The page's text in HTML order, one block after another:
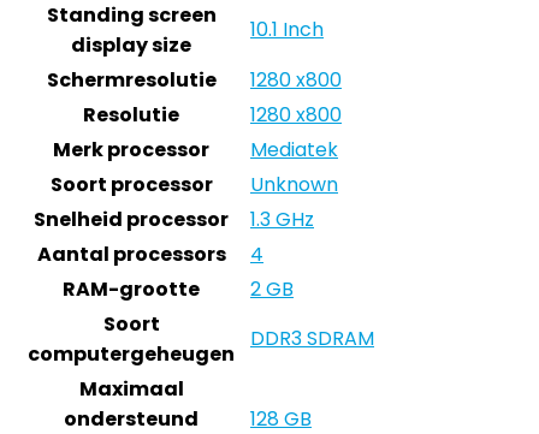
Standing screen
display size
10.1 Inch
Schermresolutie
1280 x800
Resolutie
1280 x800
Merk processor
Mediatek
Soort processor
Unknown
Snelheid processor
1.3 GHz
Aantal processors
4
RAM-grootte
2 GB
Soort
computergeheugen
DDR3 SDRAM
Maximaal
ondersteund
128 GB